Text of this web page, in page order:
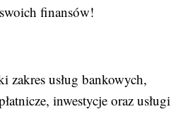
finansów!
zakres usług bankowych,
inwestycje oraz usługi